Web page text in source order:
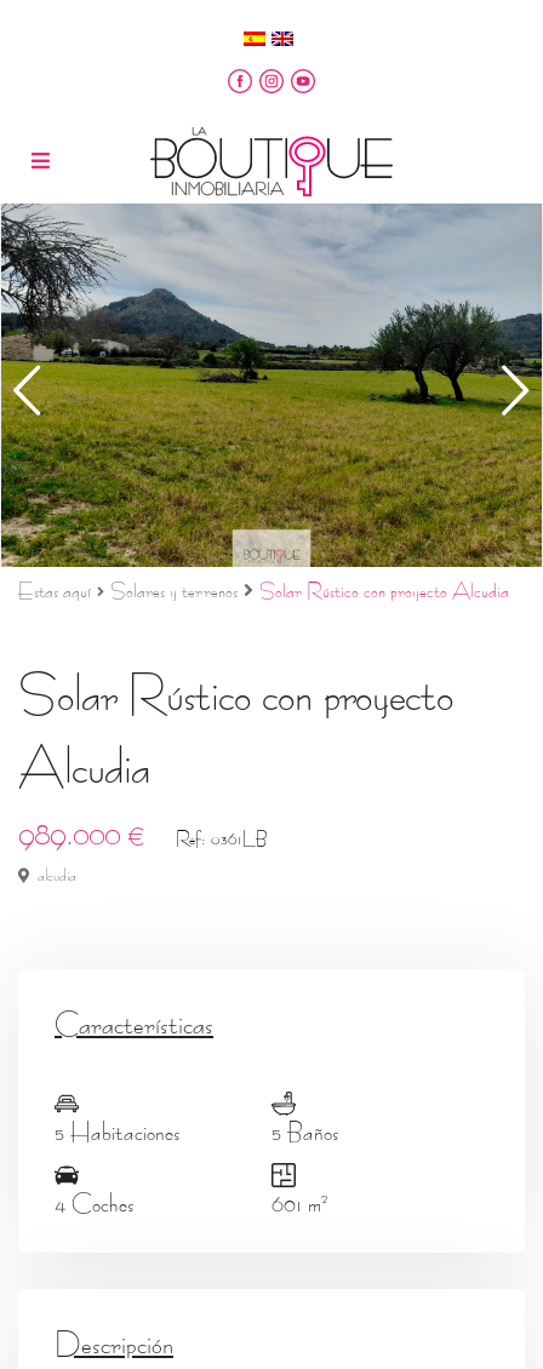
Estas aquí Solares y terrenos Solar Rústico con proyecto Alcudia
Solar Rústico con proyecto
Alcudia
989.000 € Ref: 0361LB
alcudia
Características
5 Habitaciones 5 Baños
4 Coches 601 m2
Descripción